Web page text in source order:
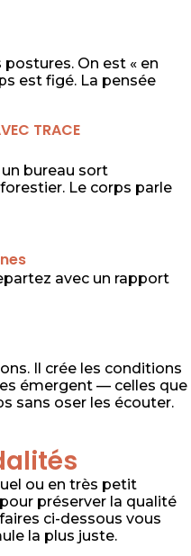
On est « en
est figé. La pensée
TRACE
un bureau sort
Le corps parle
avec un rapport
Il crée les conditions
émergent — celles que
sans oser les écouter.
ou en très petit
préserver la qualité
ci-dessous vous
la plus juste.